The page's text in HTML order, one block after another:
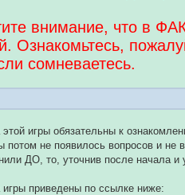
внимание, что в
Ознакомьтесь,
сомневаетесь.
игры обязательны к
потом не появилось вопросов и
ДО, то, уточнив после начала и
приведены по ссылке ниже: